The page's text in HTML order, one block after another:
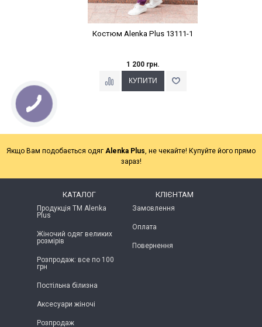
Костюм Alenka Plus 13111-1
1 200 грн.
Якщо Вам подобається одяг Alenka Plus, не чекайте! Купуйте його прямо
зараз!
КАТАЛОГ
Продукція ТМ Alenka
Plus
Жіночий одяг великих
розмірів
Розпродаж: все по 100
грн
Постільна білизна
Аксесуари жіночі
Розпродаж
КЛІЄНТАМ
Замовлення
Оплата
Повернення